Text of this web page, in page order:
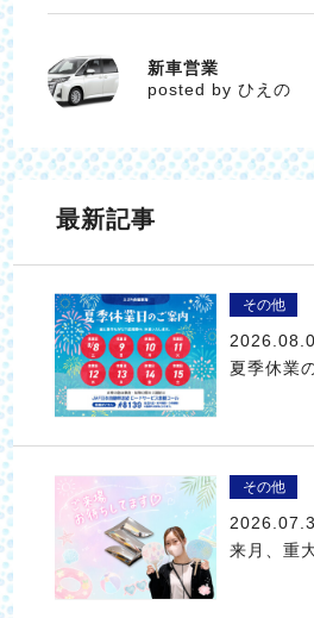
ひえの
新車営業
posted by ひえの
最新記事
その他
夏季休業
その他
来月、重